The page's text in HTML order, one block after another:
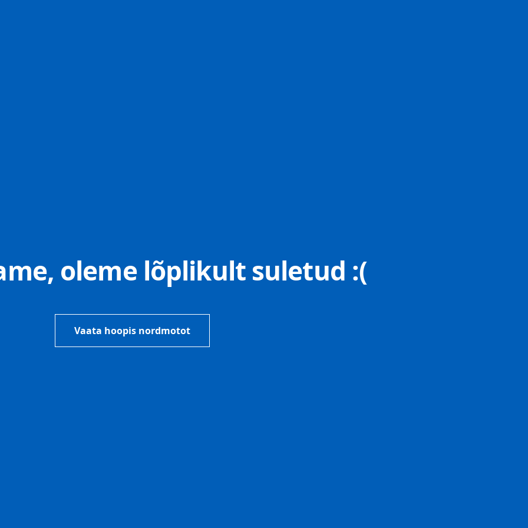
oleme lõplikult suletud :(
Vaata hoopis nordmotot